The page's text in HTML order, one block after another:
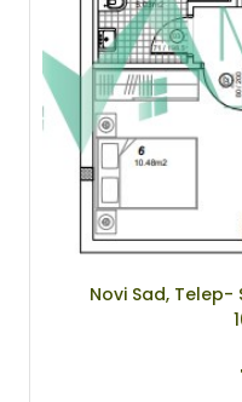
Novi Sad,